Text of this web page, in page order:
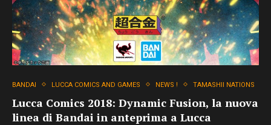
BANDAI LUCCA COMICS AND GAMES NEWS ! TAMASHII NATIONS
Lucca Comics 2018: Dynamic Fusion, la nuova
linea di Bandai in anteprima a Lucca